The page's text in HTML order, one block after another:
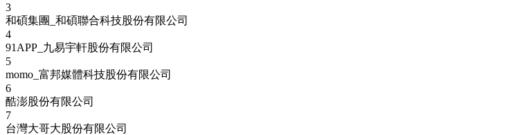
3
和碩集團_和碩聯合科技股份有限公司
4
91APP_九易宇軒股份有限公司
5
momo_富邦媒體科技股份有限公司
6
酷澎股份有限公司
7
台灣大哥大股份有限公司